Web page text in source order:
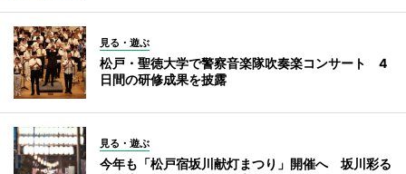
見る・遊ぶ
松戸・聖徳大学で警察音楽隊吹奏楽コンサート 4
日間の研修成果を披露
見る・遊ぶ
今年も「松戸宿坂川献灯まつり」開催へ 坂川彩る